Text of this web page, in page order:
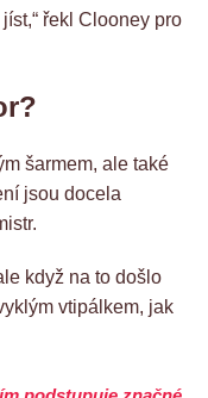
řekl Clooney pro
šarmem, ale také
jsou docela
když na to došlo
vtipálkem, jak